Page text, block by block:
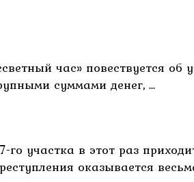
час» повествуется
суммами денег, ...
участка в этот раз
оказывается